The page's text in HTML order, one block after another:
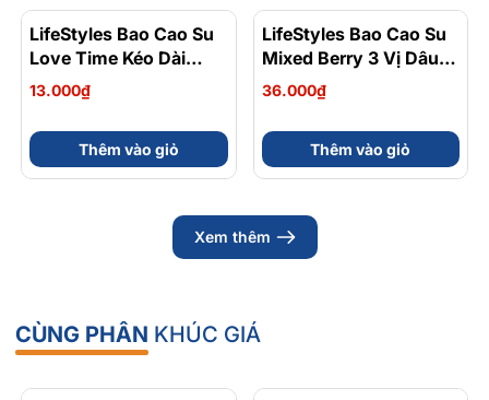
LifeStyles Bao Cao Su
Love Time Kéo Dài
Thời Gian (1 Cái)
13.000₫
Thêm vào giỏ
LifeStyles Bao Cao Su
Mixed Berry 3 Vị Dâu,
Việt Quất, Phúc Bồn Tử
Hộp 3 Cái
36.000₫
Thêm vào giỏ
Xem thêm
CÙNG PHÂN KHÚC GIÁ